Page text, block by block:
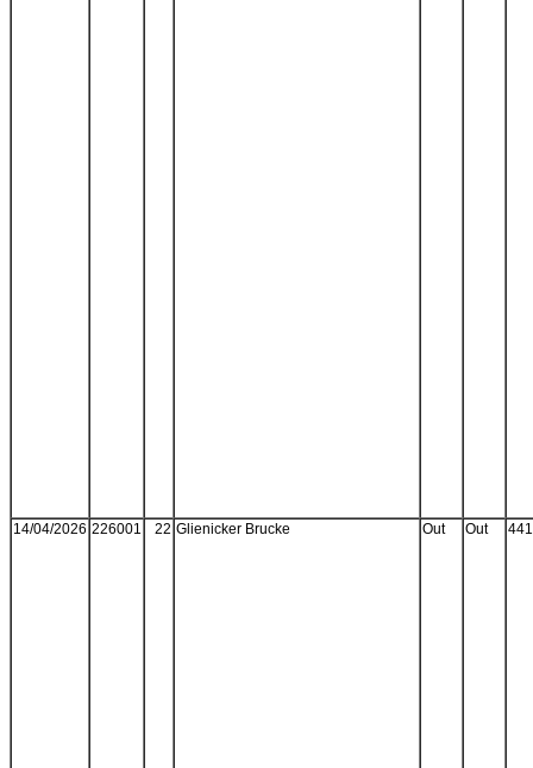
14/04/2026 226001 22 Glienicker Brucke Out Out 441